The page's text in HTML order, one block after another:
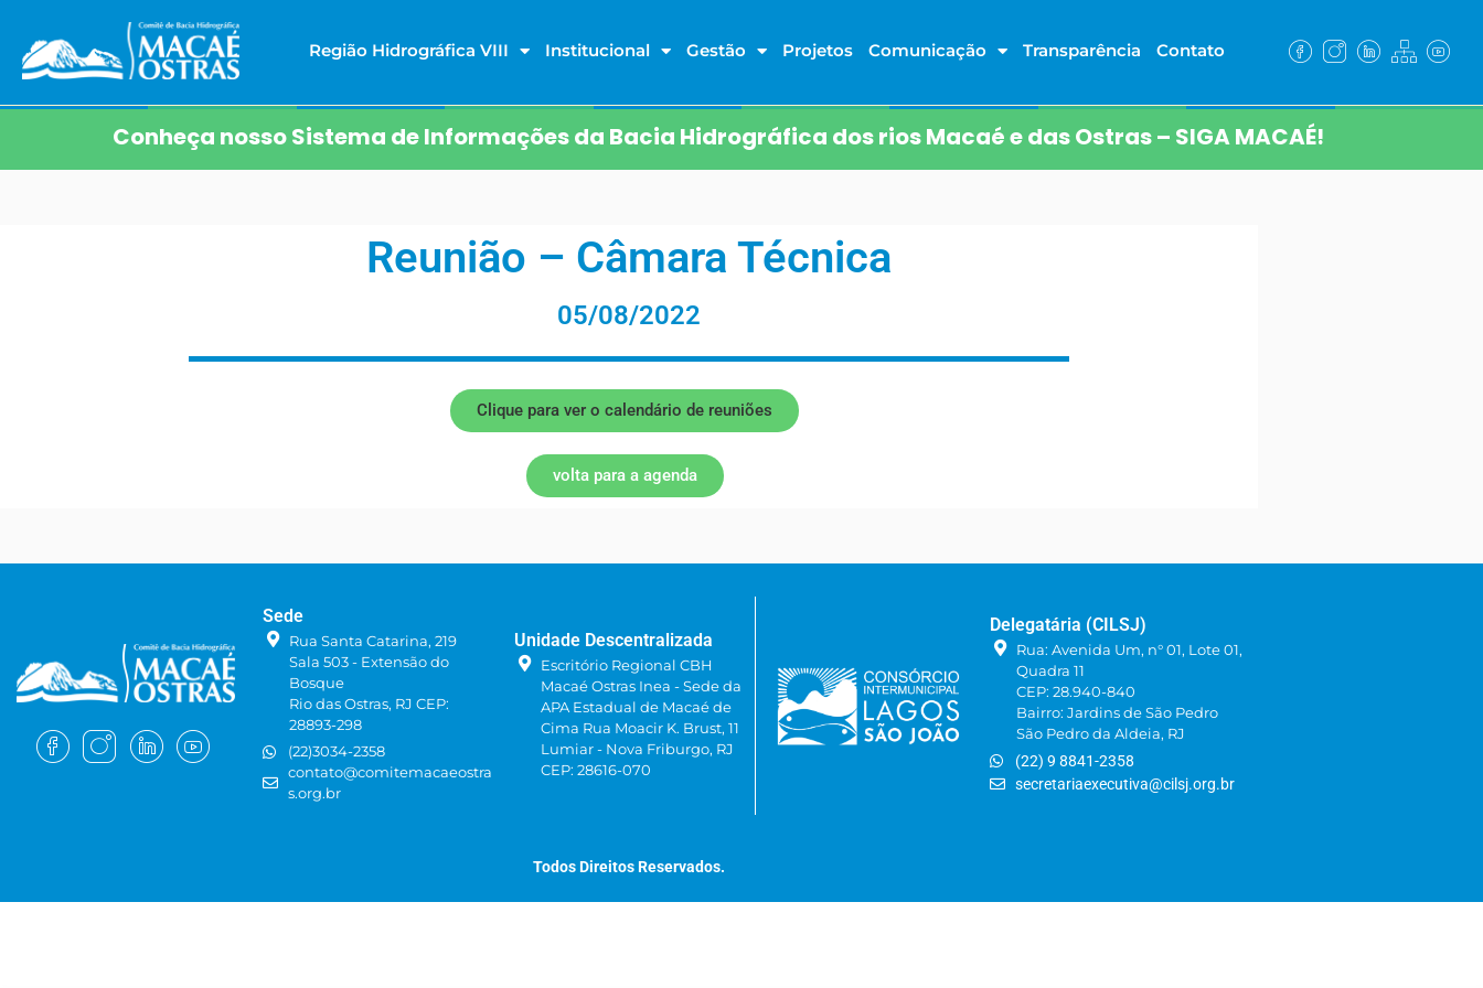
Região Hidrográfica VIII Institucional Gestão Projetos Comunicação Transparência Contato
Conheça nosso Sistema de Informações da Bacia Hidrográfica dos rios Macaé e das Ostras – SIGA MACAÉ!
Reunião – Câmara Técnica
05/08/2022
Clique para ver o calendário de reuniões
volta para a agenda
Sede
Rua Santa Catarina, 219
Sala 503 - Extensão do
Bosque
Rio das Ostras, RJ CEP:
28893-298
(22)3034-2358
contato@comitemacaeostra
s.org.br
Unidade Descentralizada
Escritório Regional CBH
Macaé Ostras Inea - Sede da
APA Estadual de Macaé de
Cima Rua Moacir K. Brust, 11
Lumiar - Nova Friburgo, RJ
CEP: 28616-070
Delegatária (CILSJ)
Rua: Avenida Um, n° 01, Lote 01,
Quadra 11
CEP: 28.940-840
Bairro: Jardins de São Pedro
São Pedro da Aldeia, RJ
(22) 9 8841-2358
secretariaexecutiva@cilsj.org.br
Todos Direitos Reservados.